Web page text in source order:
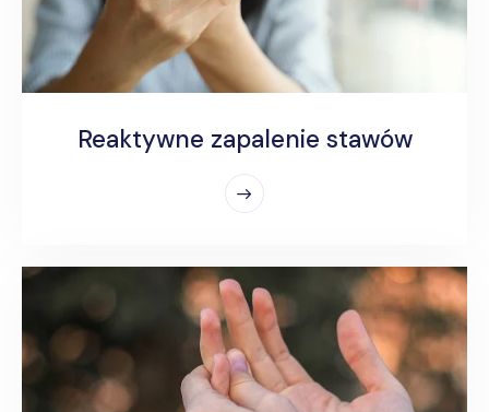
Reaktywne zapalenie stawów